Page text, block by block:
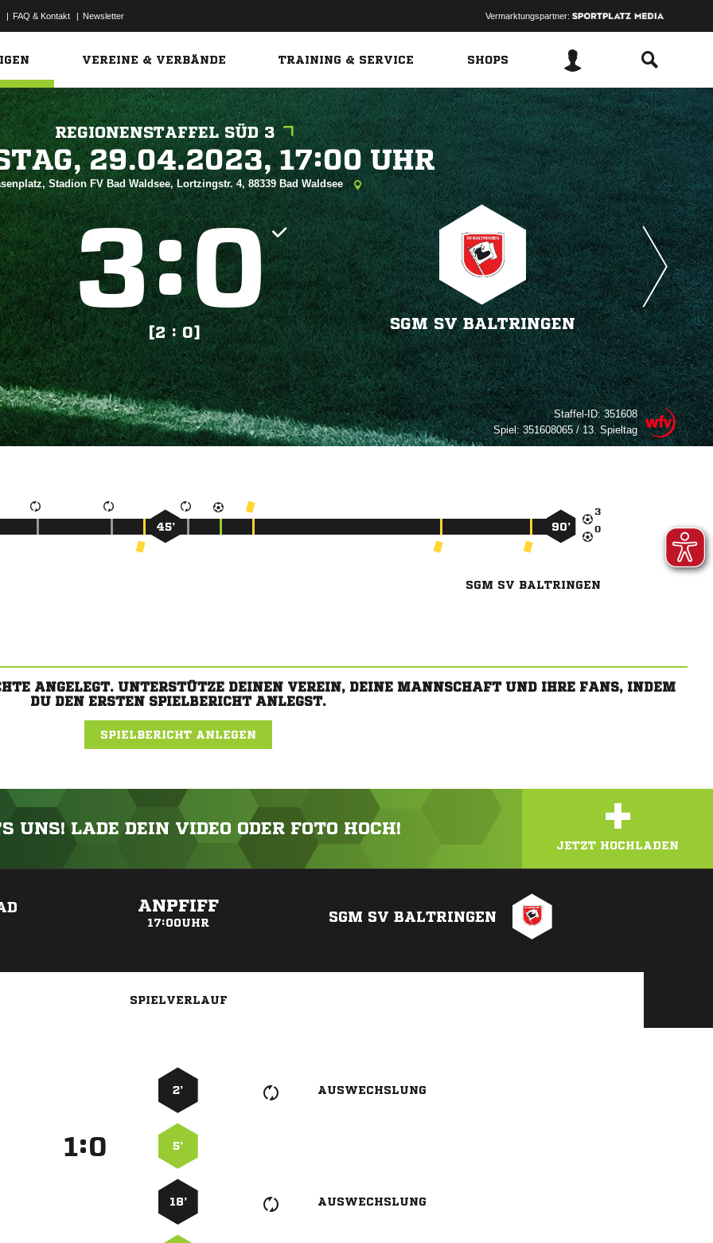
| FAQ & Kontakt | Newsletter Vermarktungspartner:
VEREINE & VERBÄNDE TRAINING & SERVICE SHOPS
REGIONENSTAFFEL SÜD 3
  
Stadion FV Bad Waldsee, Lortzingstr. 4, 88339 Bad Waldsee
:
[2 : 0]
SGM SV BALTRINGEN
Staffel-ID:351608
Spiel:351608065 / 13. Spieltag


45’ 90’
SGM SV BALTRINGEN
ANGELEGT. UNTERSTÜTZE DEINEN VEREIN, DEINE MANNSCHAFT UND IHRE FANS, INDEM
DU DEN ERSTEN SPIELBERICHT ANLEGST.
SPIELBERICHT ANLEGEN
UNS! LADE DEIN VIDEO ODER FOTO HOCH! +
JETZT HOCHLADEN
ANPFIFF
17:00UHR SGM SV BALTRINGEN
SPIELVERLAUF
2’ AUSWECHSLUNG
: 5’
18’ AUSWECHSLUNG